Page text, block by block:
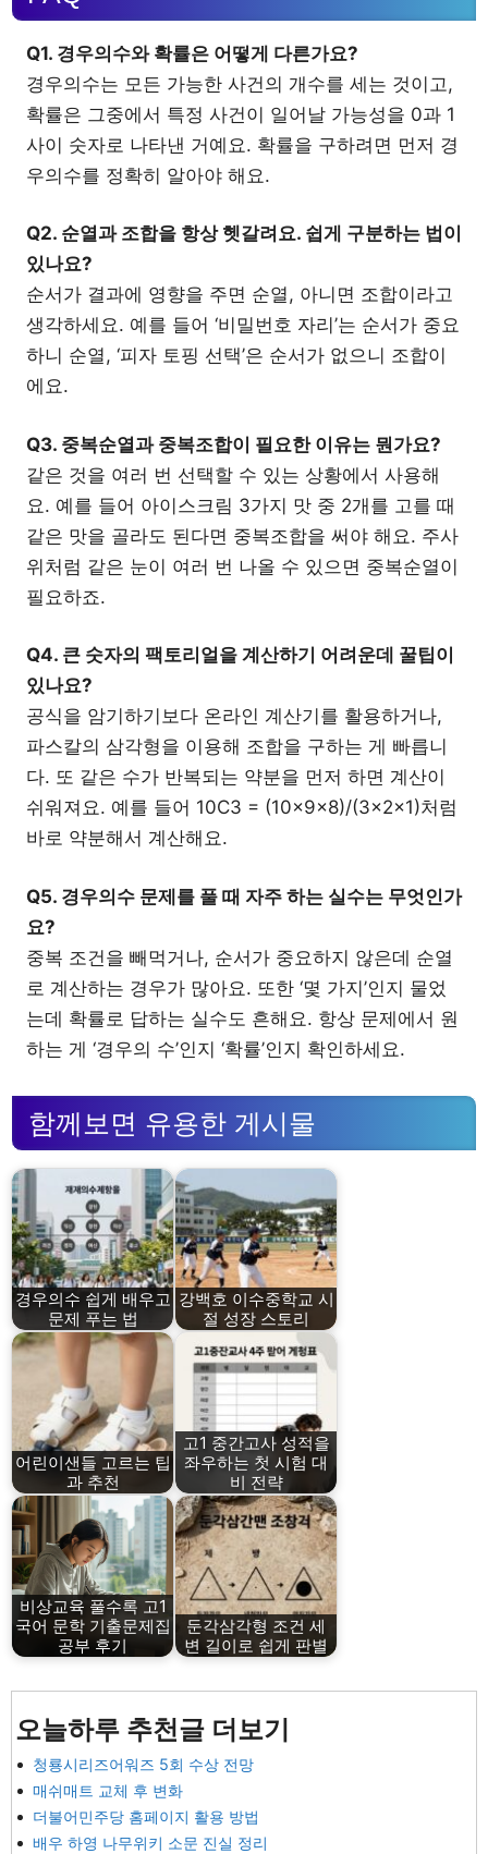
Q1. 경우의수와 확률은 어떻게 다른가요?
경우의수는 모든 가능한 사건의 개수를 세는 것이고,
확률은 그중에서 특정 사건이 일어날 가능성을 0과 1
사이 숫자로 나타낸 거예요. 확률을 구하려면 먼저 경
우의수를 정확히 알아야 해요.
Q2. 순열과 조합을 항상 헷갈려요. 쉽게 구분하는 법이
있나요?
순서가 결과에 영향을 주면 순열, 아니면 조합이라고
생각하세요. 예를 들어 ‘비밀번호 자리’는 순서가 중요
하니 순열, ‘피자 토핑 선택’은 순서가 없으니 조합이
에요.
Q3. 중복순열과 중복조합이 필요한 이유는 뭔가요?
같은 것을 여러 번 선택할 수 있는 상황에서 사용해
요. 예를 들어 아이스크림 3가지 맛 중 2개를 고를 때
같은 맛을 골라도 된다면 중복조합을 써야 해요. 주사
위처럼 같은 눈이 여러 번 나올 수 있으면 중복순열이
필요하죠.
Q4. 큰 숫자의 팩토리얼을 계산하기 어려운데 꿀팁이
있나요?
공식을 암기하기보다 온라인 계산기를 활용하거나,
파스칼의 삼각형을 이용해 조합을 구하는 게 빠릅니
다. 또 같은 수가 반복되는 약분을 먼저 하면 계산이
쉬워져요. 예를 들어 10C3 = (10×9×8)/(3×2×1)처럼
바로 약분해서 계산해요.
Q5. 경우의수 문제를 풀 때 자주 하는 실수는 무엇인가
요?
중복 조건을 빼먹거나, 순서가 중요하지 않은데 순열
로 계산하는 경우가 많아요. 또한 ‘몇 가지’인지 물었
는데 확률로 답하는 실수도 흔해요. 항상 문제에서 원
하는 게 ‘경우의 수’인지 ‘확률’인지 확인하세요.
함께보면 유용한 게시물
경우의수 쉽게 배우고
문제 푸는 법
강백호 이수중학교 시
절 성장 스토리
어린이샌들 고르는 팁
과 추천
고1 중간고사 성적을
좌우하는 첫 시험 대
비 전략
비상교육 풀수록 고1
국어 문학 기출문제집
공부 후기
둔각삼각형 조건 세
변 길이로 쉽게 판별
오늘하루 추천글 더보기
청룡시리즈어워즈 5회 수상 전망
매쉬매트 교체 후 변화
더불어민주당 홈페이지 활용 방법
배우 하영 나무위키 소문 진실 정리